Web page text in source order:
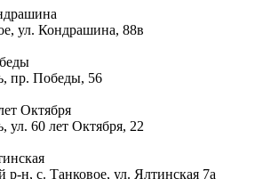
ул. Кондрашина, 88в
пр. Победы, 56
Октября
ул. 60 лет Октября, 22
р-н, с. Танковое, ул. Ялтинская 7а